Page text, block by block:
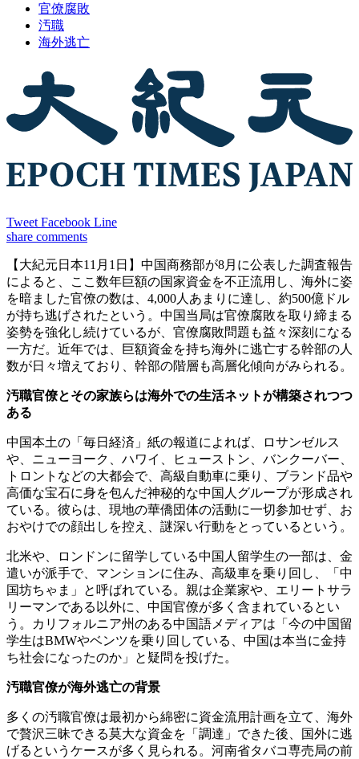
官僚腐敗
汚職
海外逃亡
Tweet Facebook Line
share comments
【大紀元日本11月1日】中国商務部が8月に公表した調査報告
によると、ここ数年巨額の国家資金を不正流用し、海外に姿
を暗ました官僚の数は、4,000人あまりに達し、約500億ドル
が持ち逃げされたという。中国当局は官僚腐敗を取り締まる
姿勢を強化し続けているが、官僚腐敗問題も益々深刻になる
一方だ。近年では、巨額資金を持ち海外に逃亡する幹部の人
数が日々増えており、幹部の階層も高層化傾向がみられる。
汚職官僚とその家族らは海外での生活ネットが構築されつつ
ある
中国本土の「毎日経済」紙の報道によれば、ロサンゼルス
や、ニューヨーク、ハワイ、ヒューストン、バンクーバー、
トロントなどの大都会で、高級自動車に乗り、ブランド品や
高価な宝石に身を包んだ神秘的な中国人グループが形成され
ている。彼らは、現地の華僑団体の活動に一切参加せず、お
おやけでの顔出しを控え、謎深い行動をとっているという。
北米や、ロンドンに留学している中国人留学生の一部は、金
遣いが派手で、マンションに住み、高級車を乗り回し、「中
国坊ちゃま」と呼ばれている。親は企業家や、エリートサラ
リーマンである以外に、中国官僚が多く含まれているとい
う。カリフォルニア州のある中国語メディアは「今の中国留
学生はBMWやベンツを乗り回している、中国は本当に金持
ち社会になったのか」と疑問を投げた。
汚職官僚が海外逃亡の背景
多くの汚職官僚は最初から綿密に資金流用計画を立て、海外
で贅沢三昧できる莫大な資金を「調達」できた後、国外に逃
げるというケースが多く見られる。河南省タバコ専売局の前